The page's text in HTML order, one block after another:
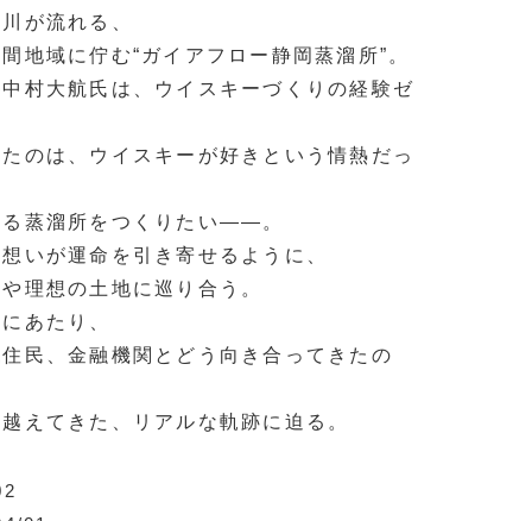
が流れる、
地域に佇む“ガイアフロー静岡蒸溜所”。
村大航氏は、ウイスキーづくりの経験ゼ
のは、ウイスキーが好きという情熱だっ
蒸溜所をつくりたい――。
いが運命を引き寄せるように、
理想の土地に巡り合う。
あたり、
民、金融機関とどう向き合ってきたの
えてきた、リアルな軌跡に迫る。